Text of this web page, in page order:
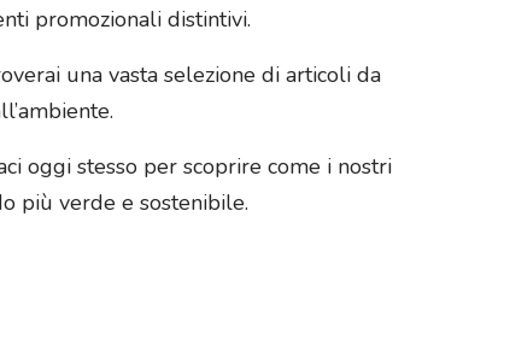
promozionali distintivi.
una vasta selezione di articoli da
oggi stesso per scoprire come i nostri
più verde e sostenibile.